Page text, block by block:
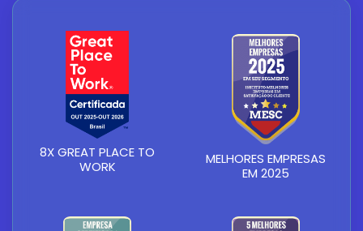
8X GREAT PLACE TO
WORK
MELHORES EMPRESAS
EM 2025